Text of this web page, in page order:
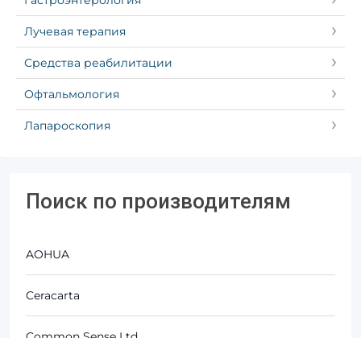
Лучевая терапия
Средства реабилитации
Офтальмология
Лапароскопия
Поиск по производителям
AOHUA
Ceracarta